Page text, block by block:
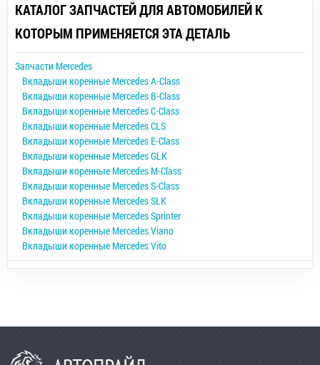
КАТАЛОГ ЗАПЧАСТЕЙ ДЛЯ АВТОМОБИЛЕЙ К
КОТОРЫМ ПРИМЕНЯЕТСЯ ЭТА ДЕТАЛЬ
Запчасти Mercedes
Вкладыши коренные Mercedes A-Class
Вкладыши коренные Mercedes B-Class
Вкладыши коренные Mercedes C-Class
Вкладыши коренные Mercedes CLS
Вкладыши коренные Mercedes E-Class
Вкладыши коренные Mercedes GLK
Вкладыши коренные Mercedes M-Class
Вкладыши коренные Mercedes S-Class
Вкладыши коренные Mercedes SLK
Вкладыши коренные Mercedes Sprinter
Вкладыши коренные Mercedes Viano
Вкладыши коренные Mercedes Vito